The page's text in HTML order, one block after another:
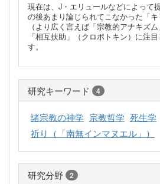
現在は、J・エリュールなどによって
の後あまり論じられてこなかった「キ
（より広く言えば「宗教的アナキズム
「相互扶助」（クロポトキン）に注
す。
研究キーワード 4
諸宗教の神学 宗教哲学 死生学
祈り（「南無インマヌエル」）
研究分野 2